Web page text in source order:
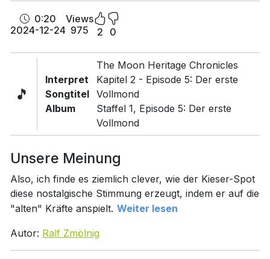
0:20
2024-12-24
Views
975
2 0
🎵
Interpret
Songtitel
Album
The Moon Heritage Chronicles
Kapitel 2 - Episode 5: Der erste
Vollmond
Staffel 1, Episode 5: Der erste
Vollmond
Unsere Meinung
Also, ich finde es ziemlich clever, wie der Kieser-Spot
diese nostalgische Stimmung erzeugt, indem er auf die
"alten" Kräfte anspielt. Weiter lesen
Autor: Ralf Zmölnig